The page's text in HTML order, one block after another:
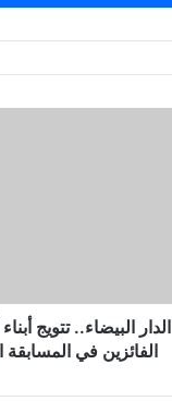
الدار البيضاء.. تتويج
الفائزين في المسابقة